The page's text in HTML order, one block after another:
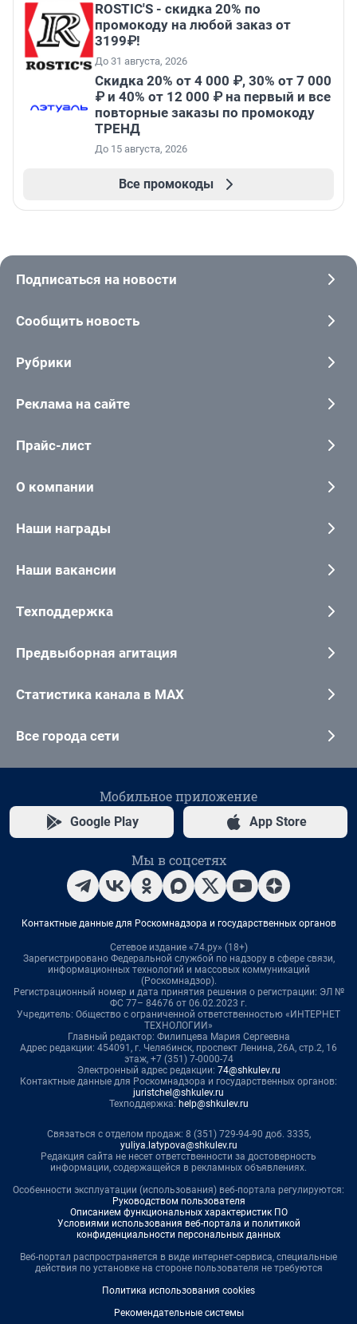
ROSTIC'S - скидка 20% по
промокоду на любой заказ от
3199₽!
До 31 августа, 2026
Скидка 20% от 4 000 ₽, 30% от 7 000
₽ и 40% от 12 000 ₽ на первый и все
повторные заказы по промокоду
ТРЕНД
До 15 августа, 2026
Все промокоды
Подписаться на новости
Сообщить новость
Рубрики
Реклама на сайте
Прайс-лист
О компании
Наши награды
Наши вакансии
Техподдержка
Предвыборная агитация
Статистика канала в MAX
Все города сети
Мобильное приложение
Google Play App Store
Мы в соцсетях
Контактные данные для Роскомнадзора и государственных органов
Сетевое издание «74.ру» (18+)
Зарегистрировано Федеральной службой по надзору в сфере связи,
информационных технологий и массовых коммуникаций
(Роскомнадзор).
Регистрационный номер и дата принятия решения о регистрации: ЭЛ №
ФС 77– 84676 от 06.02.2023 г.
Учредитель: Общество с ограниченной ответственностью «ИНТЕРНЕТ
ТЕХНОЛОГИИ»
Главный редактор: Филипцева Мария Сергеевна
Адрес редакции: 454091, г. Челябинск, проспект Ленина, 26А, стр.2, 16
этаж, +7 (351) 7-0000-74
Электронный адрес редакции: 74@shkulev.ru
Контактные данные для Роскомнадзора и государственных органов:
juristchel@shkulev.ru
Техподдержка: help@shkulev.ru
Связаться с отделом продаж: 8 (351) 729-94-90 доб. 3335,
yuliya.latypova@shkulev.ru
Редакция сайта не несет ответственности за достоверность
информации, содержащейся в рекламных объявлениях.
Особенности эксплуатации (использования) веб-портала регулируются:
Руководством пользователя
Описанием функциональных характеристик ПО
Условиями использования веб-портала и политикой
конфиденциальности персональных данных
Веб-портал распространяется в виде интернет-сервиса, специальные
действия по установке на стороне пользователя не требуются
Политика использования cookies
Рекомендательные системы